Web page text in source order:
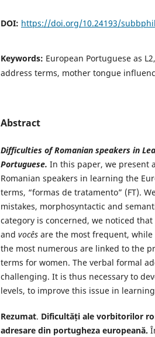
DOI: https://doi.org/10.24193/
Keywords: European Portuguese as
address terms, mother tongue
Abstract
Difficulties of Romanian speakers in
Portuguese. In this paper, we present
Romanian speakers in learning the
terms, “formas de tratamento” (FT).
mistakes, morphosyntactic and
category is concerned, we noticed
and vocês are the most frequent,
the most numerous are linked to the
terms for women. The verbal formal
challenging. It is thus necessary to
levels, to improve this issue in learning
Rezumat. Dificultăți ale vorbitorilor
adresare din portugheza europeană.